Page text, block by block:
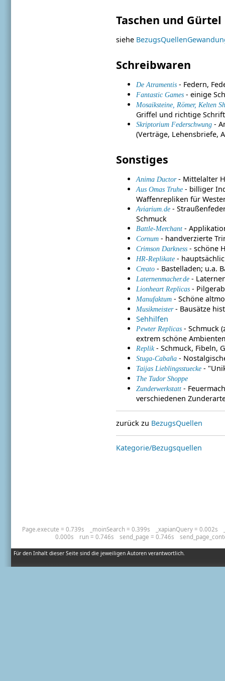
Taschen und Gürtel
siehe
Schreibwaren
De Atramentis- Federn,
Fantastic Games- einige
Mosaiksteine, Römer, Kelten
Griffel und richtige
Skriptorium Federschwung-
(Verträge, Lehensbriefe,
Sonstiges
Anima Ductor- Mittelalter
Aus Omas Truhe- billiger
Waffenrepliken für
Aviarium.de-
Schmuck
Battle-Merchant-
Cornum- handverzierte
Crimson Darkness- schöne
HR-Replikate-
Creato- Bastelladen; u.a.
Laternenmacher.de-
Lionheart Replicas-
Manufaktum- Schöne
Musikmeister- Bausätze
Sehhilfen
Pewter Replicas- Schmuck
extrem schöne
Replik- Schmuck, Fibeln,
Stuga-Cabaña-
Taijas Lieblingsstuecke-
The Tudor Shoppe
Zunderwerkstatt-
verschiedenen
zurück zu BezugsQuellen
Kategorie/Bezugsquellen
Für den Inhalt dieser Seite sind die jeweiligen Autoren verantwortlich.
Page.execute = 0.739s _moinSearch = 0.399s _xapianQuery = 0.002s
0.000s
run = 0.746s send_page = 0.746s